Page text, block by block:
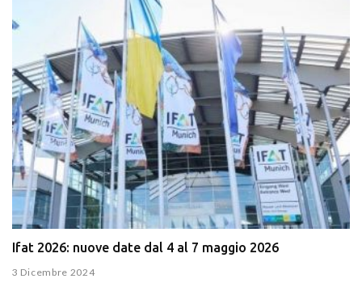
Ifat 2026: nuove date dal 4 al 7 maggio 2026
3 Dicembre 2024